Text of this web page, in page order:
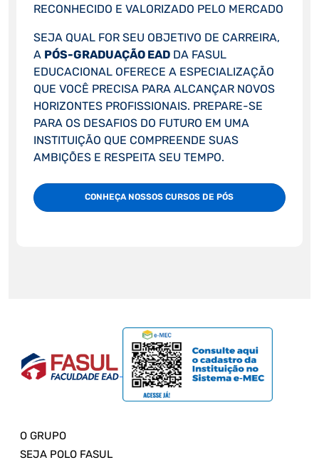
RECONHECIDO E VALORIZADO PELO MERCADO
SEJA QUAL FOR SEU OBJETIVO DE CARREIRA,
A PÓS-GRADUAÇÃO EADDA FASUL
EDUCACIONAL OFERECE A ESPECIALIZAÇÃO
QUE VOCÊ PRECISA PARA ALCANÇAR NOVOS
HORIZONTES PROFISSIONAIS. PREPARE-SE
PARA OS DESAFIOS DO FUTURO EM UMA
INSTITUIÇÃO QUE COMPREENDE SUAS
AMBIÇÕES E RESPEITA SEU TEMPO.
CONHEÇA NOSSOS CURSOS DE PÓS
O GRUPO
SEJA POLO FASUL